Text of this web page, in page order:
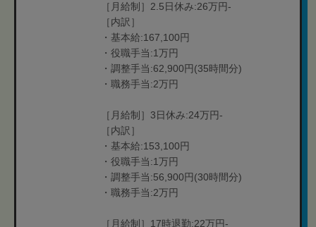
［月給制］2.5日休み:26万円-
［内訳］
・基本給:167,100円
・役職手当:1万円
・調整手当:62,900円(35時間分)
・職務手当:2万円
［月給制］3日休み:24万円-
［内訳］
・基本給:153,100円
・役職手当:1万円
・調整手当:56,900円(30時間分)
・職務手当:2万円
［月給制］17時退勤:22万円-